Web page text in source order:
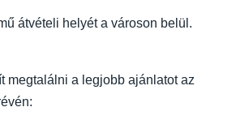
átvételi helyét a városon belül.
megtalálni a legjobb ajánlatot az